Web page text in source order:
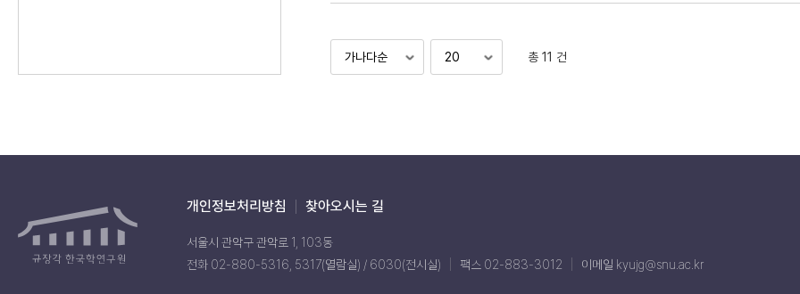
총 11 건
개인정보처리방침 찾아오시는 길
서울시 관악구 관악로 1, 103동
전화 02-880-5316, 5317(열람실) / 6030(전시실)
팩스 02-883-3012 이메일 kyujg@snu.ac.kr